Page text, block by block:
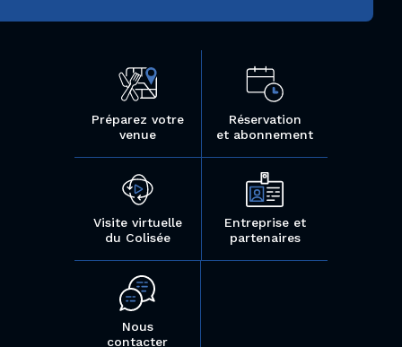
Préparez votre
venue
Réservation
et abonnement
Visite virtuelle
du Colisée
Entreprise et
partenaires
Nous
contacter